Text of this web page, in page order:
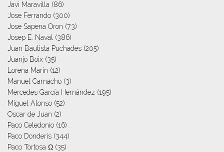
Javi Maravilla (86)
Jose Ferrando (300)
Jose Sapena Oron (73)
Josep E. Naval (386)
Juan Bautista Puchades (205)
Juanjo Boix (35)
Lorena Marín (12)
Manuel Camacho (3)
Mercedes García Hernández (195)
Miguel Alonso (52)
Oscar de Juan (2)
Paco Celedonio (16)
Paco Donderis (344)
Paco Tortosa Ω (35)